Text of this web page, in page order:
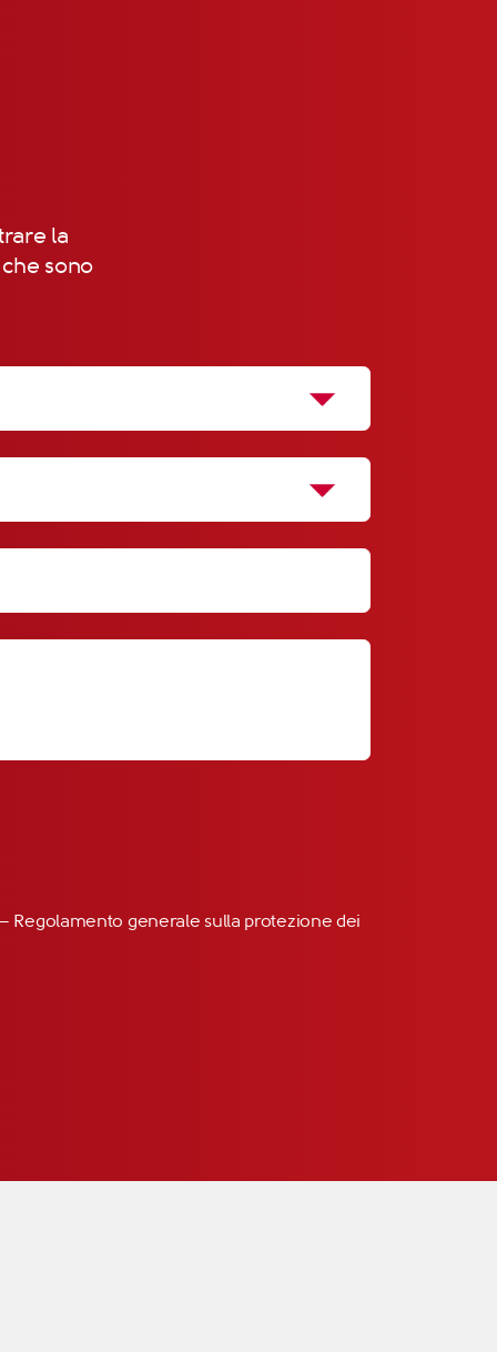
la
sono
Regolamento generale sulla protezione dei